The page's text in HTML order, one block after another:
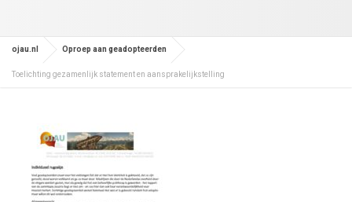
ojau.nl Oproep aan geadopteerden
Toelichting gezamenlijk statement en aansprakelijkstelling